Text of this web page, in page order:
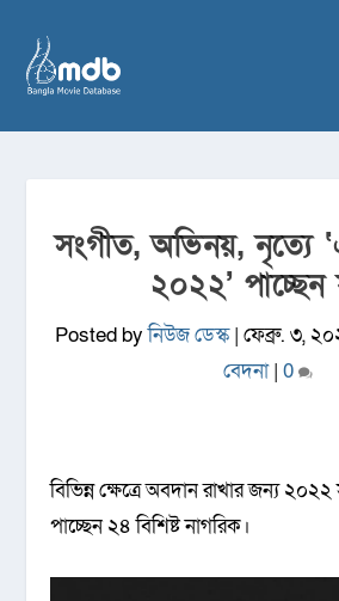
সংগীত, অভিনয়, নৃত্যে
২০২২’ পাচ্ছেন
Posted byনিউজ ডেস্ক| ফেব্রু. ৩,
বেদনা| 0
বিভিন্ন ক্ষেত্রে অবদান রাখার জন্য
পাচ্ছেন ২৪ বিশিষ্ট নাগরিক।